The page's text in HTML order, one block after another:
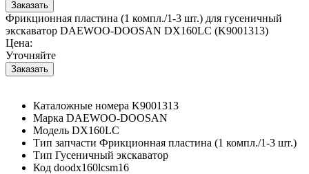
Фрикционная пластина (1 компл./1-3 шт.) для гусеничный
экскаватор DAEWOO-DOOSAN DX160LC (K9001313)
Цена:
Уточняйте
Каталожные номера K9001313
Марка DAEWOO-DOOSAN
Модель DX160LC
Тип запчасти Фрикционная пластина (1 компл./1-3 шт.)
Тип Гусеничный экскаватор
Код doodx160lcsm16